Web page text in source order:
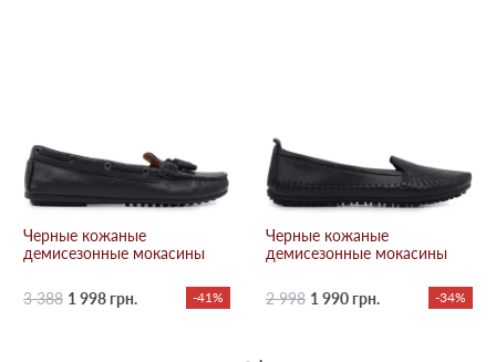
Черные кожаные
демисезонные мокасины
3 388 1 998 грн. -41%
Черные кожаные
демисезонные мокасины
2 998 1 990 грн. -34%